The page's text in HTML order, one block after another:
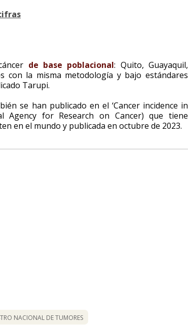
de base poblacional: Quito, Guayaquil,
con la misma metodología y bajo estándares
Tarupi.
se han publicado en el ‘Cancer incidence in
Agency for Research on Cancer) que tiene
en el mundo y publicada en octubre de 2023.
NACIONAL DE TUMORES